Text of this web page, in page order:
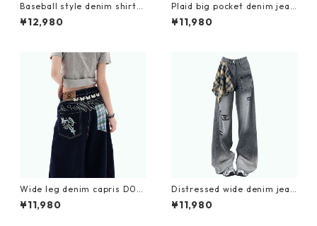
Baseball style denim shirt
D0201
¥12,980
Plaid big pocket denim jean
s D0188
¥11,980
Wide leg denim capris D019
5
¥11,980
Distressed wide denim jean
s D0177
¥11,980